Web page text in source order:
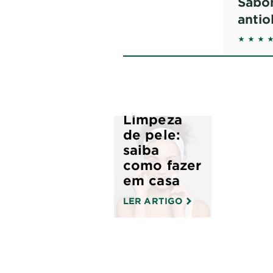
5 out
Limpeza
de pele:
saiba
como fazer
em casa
LER ARTIGO